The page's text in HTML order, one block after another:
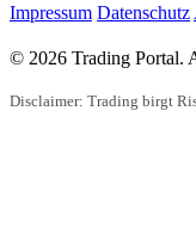
Impressum Datenschutz
© 2026 Trading Portal.
Disclaimer: Trading birgt